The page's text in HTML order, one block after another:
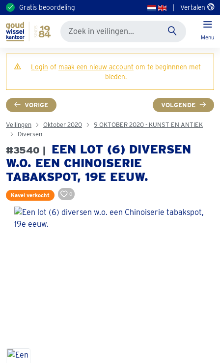
Gratis beoordeling Vertalen
Menu
Login of maak een nieuw account om te beginnnen met
bieden.
VORIGE VOLGENDE
Veilingen Oktober 2020
9 OKTOBER 2020 - KUNST EN ANTIEK
Diversen
#3540 |
EEN LOT (6) DIVERSEN
W.O. EEN CHINOISERIE
TABAKSPOT, 19E EEUW.
Kavel verkocht 0